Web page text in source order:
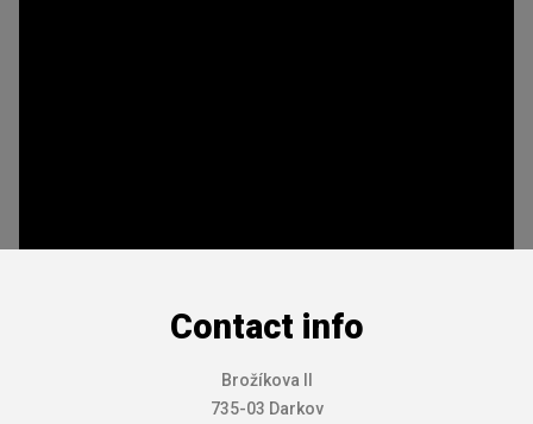
Contact info
Brožíkova II
735-03 Darkov